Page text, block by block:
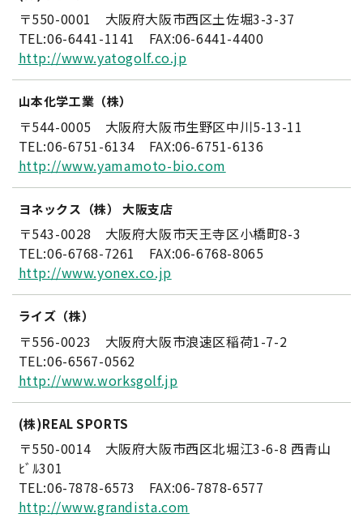
〒550-0001 大阪府大阪市西区土佐堀3-3-37
TEL:06-6441-1141 FAX:06-6441-4400
http://www.yatogolf.co.jp
山本化学工業（株）
〒544-0005 大阪府大阪市生野区中川5-13-11
TEL:06-6751-6134 FAX:06-6751-6136
http://www.yamamoto-bio.com
ヨネックス（株） 大阪支店
〒543-0028 大阪府大阪市天王寺区小橋町8-3
TEL:06-6768-7261 FAX:06-6768-8065
http://www.yonex.co.jp
ライズ（株）
〒556-0023 大阪府大阪市浪速区稲荷1-7-2
TEL:06-6567-0562
http://www.worksgolf.jp
(株)REAL SPORTS
〒550-0014 大阪府大阪市西区北堀江3-6-8 西青山
ﾋﾞﾙ301
TEL:06-7878-6573 FAX:06-7878-6577
http://www.grandista.com